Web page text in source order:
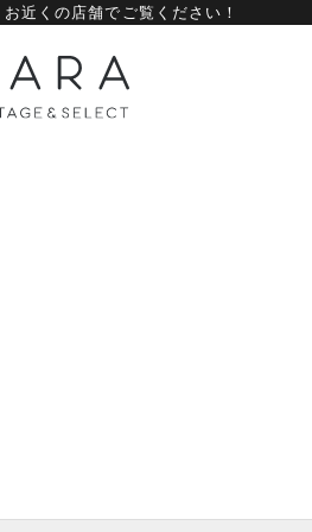
お近くの店舗でご覧ください！
vintage&select